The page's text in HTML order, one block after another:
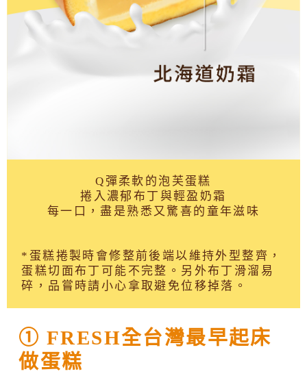
Q彈柔軟的泡芙蛋糕
捲入濃郁布丁與輕盈奶霜
每一口，盡是熟悉又驚喜的童年滋味
*蛋糕捲製時會修整前後端以維持外型整齊，
蛋糕切面布丁可能不完整。另外布丁滑溜易
碎，品嘗時請小心拿取避免位移掉落。
① FRESH全台灣最早起床
做蛋糕